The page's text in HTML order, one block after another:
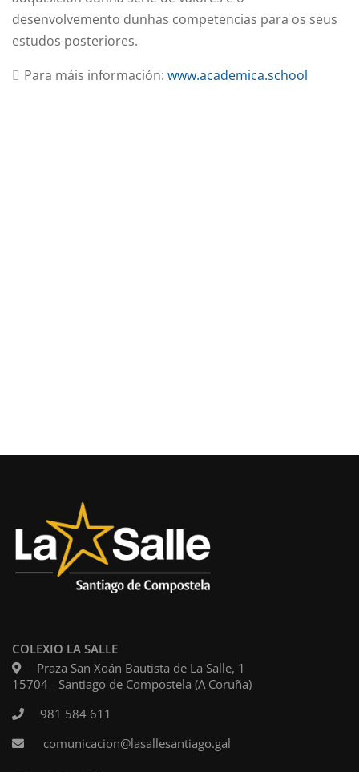
desenvolvemento dunhas competencias para os seus
estudos posteriores.
Para máis información: www.academica.school
COLEXIO LA SALLE
Praza San Xoán Bautista de La Salle, 1
15704 - Santiago de Compostela (A Coruña)
981 584 611
comunicacion@lasallesantiago.gal